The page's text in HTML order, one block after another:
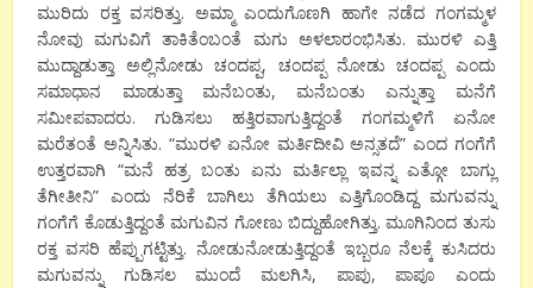
ಮುರಿದು ರಕ್ತ ವಸರಿತ್ತು. ಅಮ್ಮಾ ಎಂದುಗೊಣಗಿ ಹಾಗೇ ನಡೆದ ಗಂಗಮ್ಮಳ
ನೋವು ಮಗುವಿಗೆ ತಾಕಿತೆಂಬಂತೆ ಮಗು ಅಳಲಾರಂಭಿಸಿತು. ಮುರಳಿ ಎತ್ತಿ
ಮುದ್ದಾಡುತ್ತಾ ಅಲ್ಲಿನೋಡು ಚಂದಪ್ಪ, ಚಂದಪ್ಪ ನೋಡು ಚಂದಪ್ಪ ಎಂದು
ಸಮಾಧಾನ ಮಾಡುತ್ತಾ ಮನೆಬಂತು, ಮನೆಬಂತು ಎನ್ನುತ್ತಾ ಮನೆಗೆ
ಸಮೀಪವಾದರು. ಗುಡಿಸಲು ಹತ್ತಿರವಾಗುತ್ತಿದ್ದಂತೆ ಗಂಗಮ್ಮಳಿಗೆ ಏನೋ
ಮರೆತಂತೆ ಅನ್ನಿಸಿತು. “ಮುರಳಿ ಏನೋ ಮರ್ತಿದೀವಿ ಅನ್ಸತದೆ” ಎಂದ ಗಂಗೆಗೆ
ಉತ್ತರವಾಗಿ “ಮನೆ ಹತ್ರ ಬಂತು ಏನು ಮರ್ತಿಲ್ಲಾ ಇವನ್ನ ಎತ್ಗೋ ಬಾಗ್ಲು
ತೆಗೀತೀನಿ” ಎಂದು ನೆರಿಕೆ ಬಾಗಿಲು ತೆಗಿಯಲು ಎತ್ತಿಗೊಂಡಿದ್ದ ಮಗುವನ್ನು
ಗಂಗೆಗೆ ಕೊಡುತ್ತಿದ್ದ೦ತೆ ಮಗುವಿನ ಗೋಣು ಬಿದ್ದುಹೋಗಿತ್ತು. ಮೂಗಿನಿಂದ ತುಸು
ರಕ್ತ ವಸರಿ ಹೆಪ್ಪುಗಟ್ಟಿತ್ತು. ನೋಡುನೋಡುತ್ತಿದ್ದಂತೆ ಇಬ್ಬರೂ ನೆಲಕ್ಕೆ ಕುಸಿದರು
ಮಗುವನ್ನು ಗುಡಿಸಲ ಮುಂದೆ ಮಲಗಿಸಿ, ಪಾಪು, ಪಾಪೂ ಎಂದು